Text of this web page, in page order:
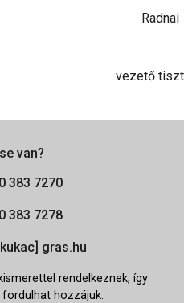
van?
383 7270
383 7278
gras.hu
rendelkeznek, így
fordulhat hozzájuk.